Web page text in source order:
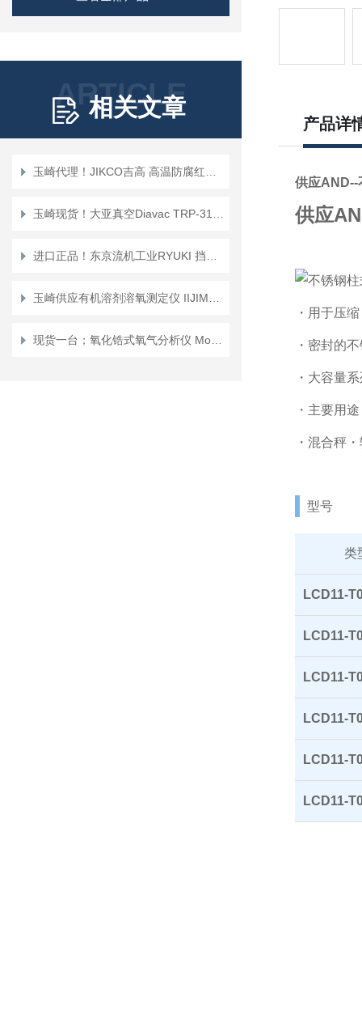
ARTICLE
相关文章
产品详
供应AND--
供应
・用于压缩
・密封的
・大容量
・主要用
・混合秤
型号
类
LCD11-
LCD11-
LCD11-
LCD11-
LCD11-
LCD11-